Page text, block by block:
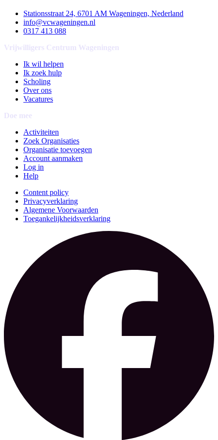
Stationsstraat 24, 6701 AM Wageningen, Nederland
info@vcwageningen.nl
0317 413 088
Vrijwilligers Centrum Wageningen
Ik wil helpen
Ik zoek hulp
Scholing
Over ons
Vacatures
Doe mee
Activiteiten
Zoek Organisaties
Organisatie toevoegen
Account aanmaken
Log in
Help
Content policy
Privacyverklaring
Algemene Voorwaarden
Toegankelijkheidsverklaring